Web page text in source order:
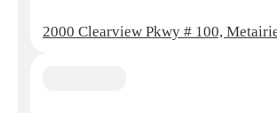
2000 Clearview Pkwy # 100,